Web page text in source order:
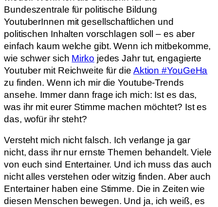
Bundeszentrale für politische Bildung
YoutuberInnen mit gesellschaftlichen und
politischen Inhalten vorschlagen soll – es aber
einfach kaum welche gibt. Wenn ich mitbekomme,
wie schwer sich Mirko jedes Jahr tut, engagierte
Youtuber mit Reichweite für die Aktion #YouGeHa
zu finden. Wenn ich mir die Youtube-Trends
ansehe. Immer dann frage ich mich: Ist es das,
was ihr mit eurer Stimme machen möchtet? Ist es
das, wofür ihr steht?
Versteht mich nicht falsch. Ich verlange ja gar
nicht, dass ihr nur ernste Themen behandelt. Viele
von euch sind Entertainer. Und ich muss das auch
nicht alles verstehen oder witzig finden. Aber auch
Entertainer haben eine Stimme. Die in Zeiten wie
diesen Menschen bewegen. Und ja, ich weiß, es